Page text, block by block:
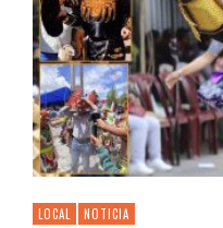
LOCAL NOTICIA